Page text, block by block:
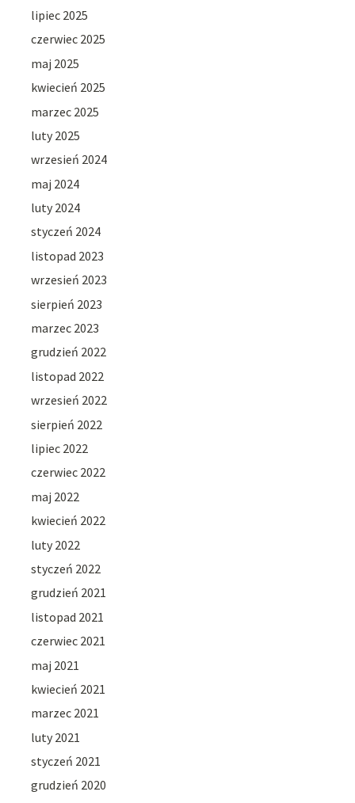
lipiec 2025
czerwiec 2025
maj 2025
kwiecień 2025
marzec 2025
luty 2025
wrzesień 2024
maj 2024
luty 2024
styczeń 2024
listopad 2023
wrzesień 2023
sierpień 2023
marzec 2023
grudzień 2022
listopad 2022
wrzesień 2022
sierpień 2022
lipiec 2022
czerwiec 2022
maj 2022
kwiecień 2022
luty 2022
styczeń 2022
grudzień 2021
listopad 2021
czerwiec 2021
maj 2021
kwiecień 2021
marzec 2021
luty 2021
styczeń 2021
grudzień 2020